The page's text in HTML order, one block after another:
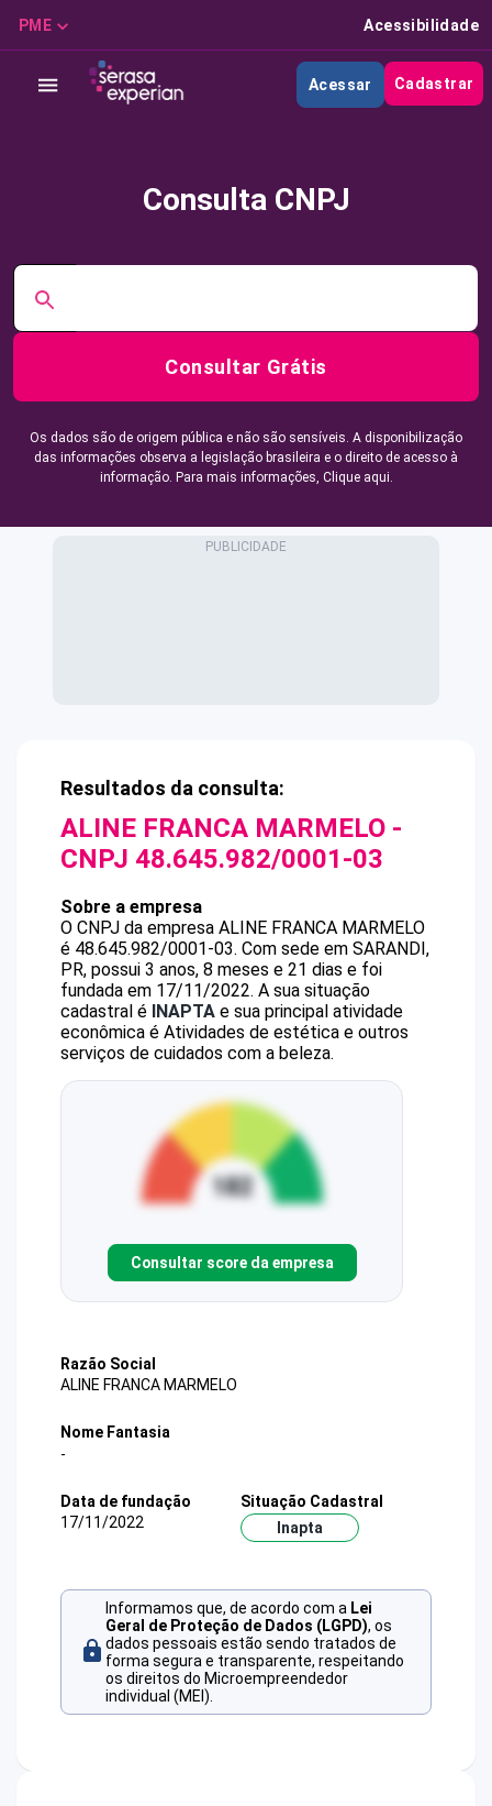
PME Acessibilidade
Acessar Cadastrar
Consulta CNPJ
Consultar Grátis
Os dados são de origem pública e não são sensíveis. A disponibilização
das informações observa a legislação brasileira e o direito de acesso à
informação. Para mais informações, Clique aqui.
Resultados da consulta:
ALINE FRANCA MARMELO -
CNPJ 48.645.982/0001-03
Sobre a empresa
O CNPJ da empresa ALINE FRANCA MARMELO
é 48.645.982/0001-03. Com sede em SARANDI,
PR, possui 3 anos, 8 meses e 21 dias e foi
fundada em 17/11/2022. A sua situação
cadastral é INAPTA e sua principal atividade
econômica é Atividades de estética e outros
serviços de cuidados com a beleza.
Consultar score da empresa
Razão Social
ALINE FRANCA MARMELO
Nome Fantasia
-
Data de fundação
17/11/2022
Situação Cadastral
Inapta
Informamos que, de acordo com a Lei
Geral de Proteção de Dados (LGPD), os
dados pessoais estão sendo tratados de
forma segura e transparente, respeitando
os direitos do Microempreendedor
individual (MEI).